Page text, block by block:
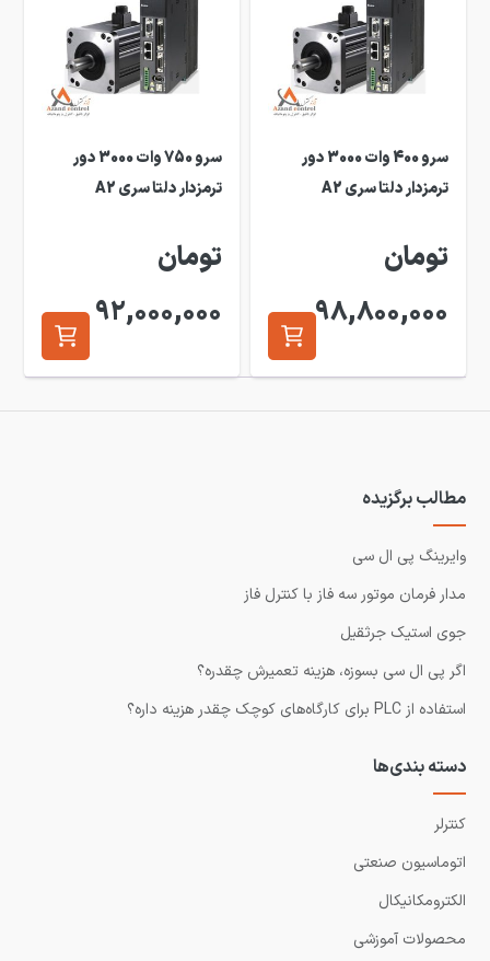
سرو 400 وات 3000 دور
ترمزدار دلتا سری A2
تومان
98,800,000
سرو 750 وات 3000 دور
ترمزدار دلتا سری A2
تومان
92,000,000
مطالب برگزیده
وایرینگ پی ال سی
مدار فرمان موتور سه فاز با کنترل فاز
جوی استیک جرثقیل
اگر پی ال سی بسوزه، هزینه تعمیرش چقدره؟
استفاده از PLC برای کارگاه‌های کوچک چقدر هزینه داره؟
دسته بندی‌ها
کنترلر
اتوماسیون صنعتی
الکترومکانیکال
محصولات آموزشی